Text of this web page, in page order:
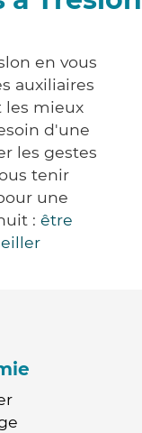
en vous
auxiliaires
les mieux
d'une
les gestes
tenir
une
: être